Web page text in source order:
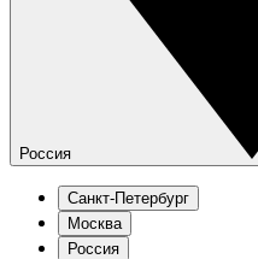
Россия
Санкт-Петербург
Москва
Россия